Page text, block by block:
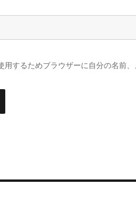
用するためブラウザーに自分の名前